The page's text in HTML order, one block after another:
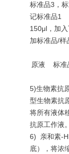
标准品3，
记标准
150μl，加
加标准品/样
原液 标准
5)生物素抗
型生物素抗
将所有液体
抗原工作液。
6)
亲和素-
底），将浓